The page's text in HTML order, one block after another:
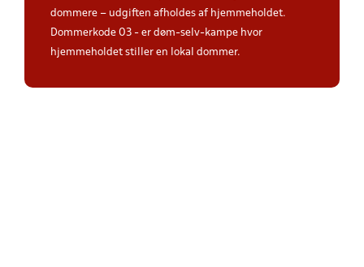
dommere – udgiften afholdes af hjemmeholdet.
Dommerkode 03 - er døm-selv-kampe hvor
hjemmeholdet stiller en lokal dommer.